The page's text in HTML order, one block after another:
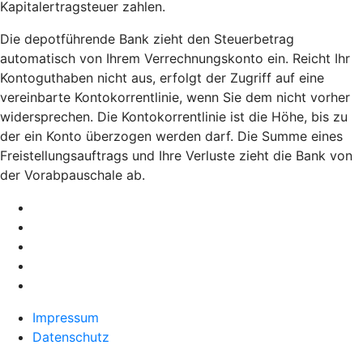
Kapitalertragsteuer zahlen.
Die depotführende Bank zieht den Steuerbetrag
automatisch von Ihrem Verrechnungskonto ein. Reicht Ihr
Kontoguthaben nicht aus, erfolgt der Zugriff auf eine
vereinbarte Kontokorrentlinie, wenn Sie dem nicht vorher
widersprechen. Die Kontokorrentlinie ist die Höhe, bis zu
der ein Konto überzogen werden darf. Die Summe eines
Freistellungsauftrags und Ihre Verluste zieht die Bank von
der Vorabpauschale ab.
Impressum
Datenschutz